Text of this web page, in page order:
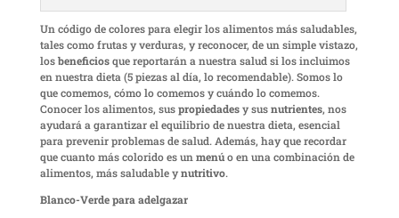
Un código de colores para elegir los alimentos más saludables,
tales como frutas y verduras, y reconocer, de un simple vistazo,
losbeneficiosque reportarán a nuestra salud si los incluimos
en nuestra dieta (5 piezas al día, lo recomendable). Somos lo
que comemos, cómo lo comemos y cuándo lo comemos.
Conocer los alimentos, suspropiedadesy susnutrientes, nos
ayudará a garantizar el equilibrio de nuestra dieta, esencial
para prevenir problemas de salud. Además, hay que recordar
que cuanto más colorido es unmenúo en una combinación de
alimentos, más saludable ynutritivo.
Blanco-Verde para adelgazar